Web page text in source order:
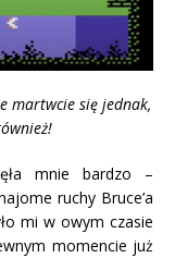
martwcie się jednak,
mnie bardzo –
ruchy Bruce’a
mi w owym czasie
momencie już